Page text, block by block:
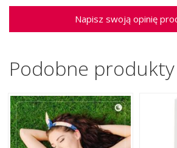
Napisz swoją opinię
Podobne produkty